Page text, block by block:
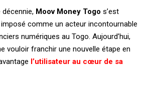
décennie, Moov Money Togo s’est
comme un acteur incontournable
numériques au Togo. Aujourd’hui,
vouloir franchir une nouvelle étape en
l’utilisateur au cœur de sa